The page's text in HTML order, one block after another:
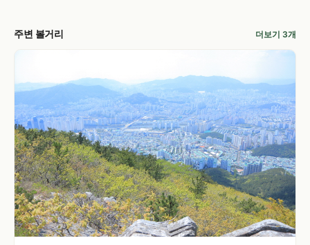
주변 볼거리 더보기 3개